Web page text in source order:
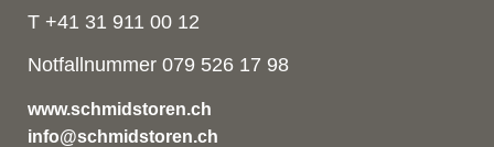
T +41 31 911 00 12
Notfallnummer 079 526 17 98
www.schmidstoren.ch
info@schmidstoren.ch